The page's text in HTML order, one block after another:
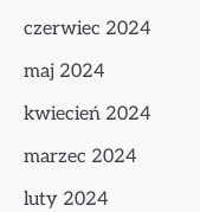
czerwiec 2024
maj 2024
kwiecień 2024
marzec 2024
luty 2024